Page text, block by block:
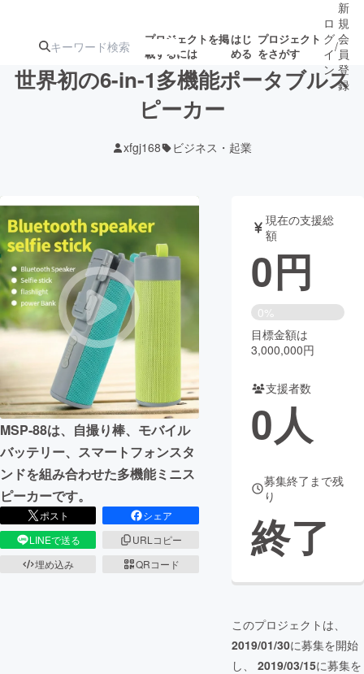
プロジェクトを掲
載するには
はじ
める
プロジェクト
をさがす
ジェクト
募集終了が近いプ
ロジェクト
アート・写真 音楽
テクノロジー・ガジェット ゲーム・サ
映像・映画 書籍・雑誌
ビジネス・起業 チャレンジ
まちづくり・地域活性化
CAMPFIRE for Social Good
CAMPFIRE Creation
CAMPFIREふるさと納税machi-ya
ロ
グ
イ
ン
/
新
規
会
員
登
録
世界初の6-in-1多機能ポータブルス
ピーカー
xfgj168 ビジネス・起業
MSP-88は、自撮り棒、モバイル
バッテリー、スマートフォンスタ
ンドを組み合わせた多機能ミニス
ピーカーです。
ポスト
シェア
LINEで送る
URLコピー
埋め込み
QRコード
現在の支援総
額
0円
0%
目標金額は
3,000,000円
支援者数
0人
募集終了まで残
り
終了
このプロジェクトは、
2019/01/30に募集を開始
し、 2019/03/15に募集を